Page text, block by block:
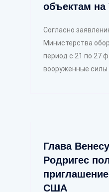
объектам на
Согласно
Министерства
период с 21 по 27
вооруженные силы
Глава
Родригес
США